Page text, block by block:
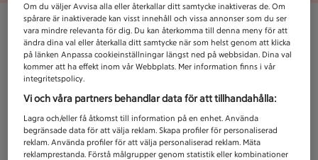
Om du väljer Avvisa alla eller återkallar ditt samtycke inaktiveras de. Om
spårare är inaktiverade kan visst innehåll och vissa annonser som du ser
vara mindre relevanta för dig. Du kan återkomma till denna meny för att
ändra dina val eller återkalla ditt samtycke när som helst genom att klicka
på länken Anpassa cookieinställningar längst ned på webbsidan. Dina val
kommer att ha effekt inom vår Webbplats. Mer information finns i vår
integritetspolicy.
Vi och våra partners behandlar data för att tillhandahålla:
Lagra och/eller få åtkomst till information på en enhet. Använda
begränsade data för att välja reklam. Skapa profiler för personaliserad
reklam. Använda profiler för att välja personaliserad reklam. Mäta
reklamprestanda. Förstå målgrupper genom statistik eller kombinationer